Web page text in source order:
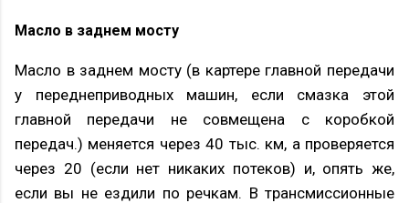
Масло в заднем мосту
Масло в заднем мосту (в картере главной передачи
у переднеприводных машин, если смазка этой
главной передачи не совмещена с коробкой
передач.) меняется через 40 тыс. км, а проверяется
через 20 (если нет никаких потеков) и, опять же,
если вы не ездили по речкам. В трансмиссионные